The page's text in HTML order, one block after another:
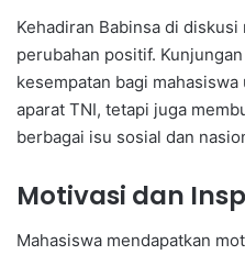
Kehadiran Babinsa di
perubahan positif.
kesempatan bagi
aparat TNI, tetapi juga
berbagai isu sosial dan
Motivasi dan
Mahasiswa mendapatkan